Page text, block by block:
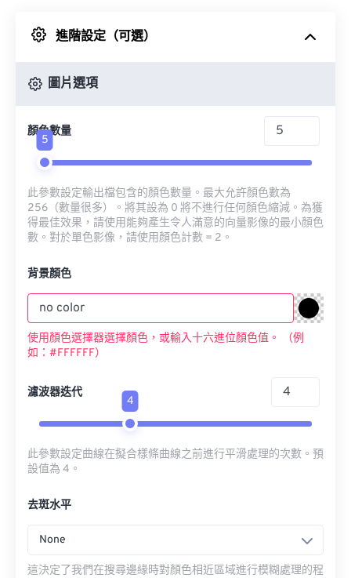
來自 Google 雲端硬碟
進階設定（可選）
圖片選項
顏色數量
5
此參數設定輸出檔包含的顏色數量。最大允許顏色數為
256（數量很多）。將其設為 0 將不進行任何顏色縮減。為獲
得最佳效果，請使用能夠產生令人滿意的向量影像的最小顏色
數。對於單色影像，請使用顏色計數 = 2。
背景顏色
使用顏色選擇器選擇顏色，或輸入十六進位顏色值。 （例
如：#FFFFFF）
濾波器迭代
4
此參數設定曲線在擬合樣條曲線之前進行平滑處理的次數。預
設值為 4。
去斑水平
None
這決定了我們在搜尋邊緣時對顏色相近區域進行模糊處理的程